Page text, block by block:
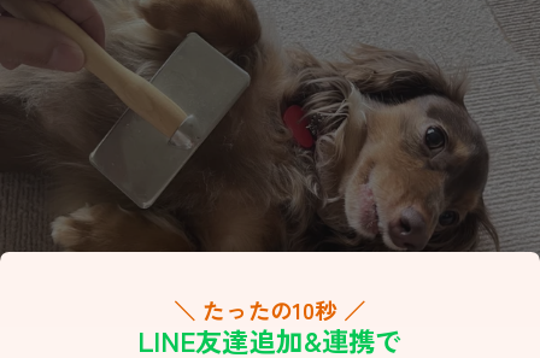
＼ たったの10秒 ／
LINE友達追加&連携で